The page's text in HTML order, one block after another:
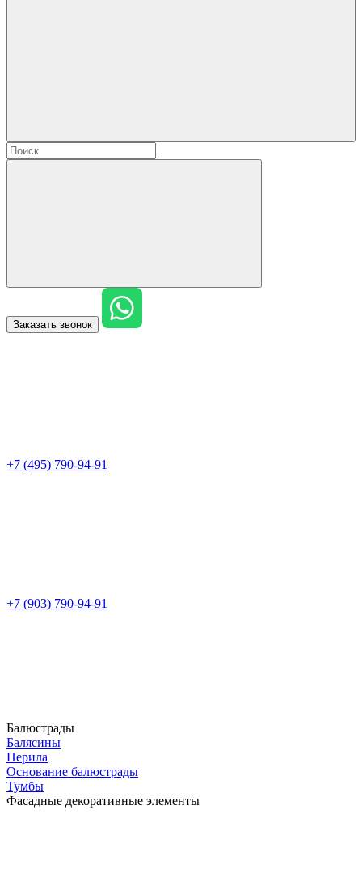
Заказать звонок
+7 (495) 790-94-91
+7 (903) 790-94-91
Балюстрады
Балясины
Перила
Основание балюстрады
Тумбы
Фасадные декоративные элементы